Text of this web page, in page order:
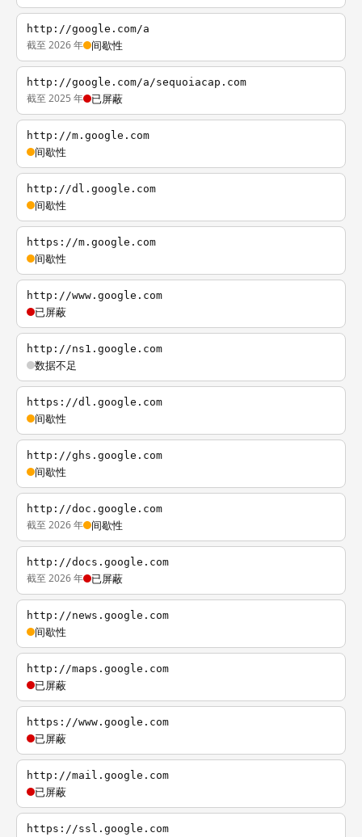
http://google.com/a
截至 2026 年 间歇性
http://google.com/a/sequoiacap.com
截至 2025 年 已屏蔽
http://m.google.com
间歇性
http://dl.google.com
间歇性
https://m.google.com
间歇性
http://www.google.com
已屏蔽
http://ns1.google.com
数据不足
https://dl.google.com
间歇性
http://ghs.google.com
间歇性
http://doc.google.com
截至 2026 年 间歇性
http://docs.google.com
截至 2026 年 已屏蔽
http://news.google.com
间歇性
http://maps.google.com
已屏蔽
https://www.google.com
已屏蔽
http://mail.google.com
已屏蔽
https://ssl.google.com